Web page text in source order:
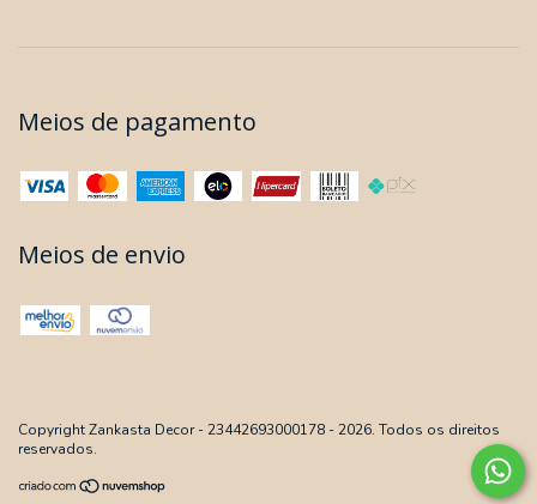
Meios de pagamento
Meios de envio
Copyright Zankasta Decor - 23442693000178 - 2026. Todos os direitos
reservados.